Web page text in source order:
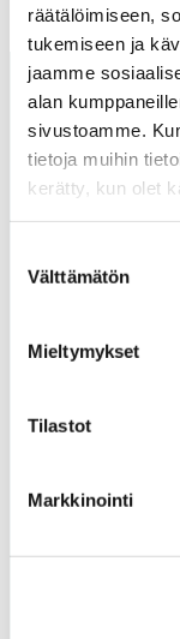
räätälöimiseen,
tukemiseen ja
jaamme
alan
sivustoamme.
tietoja muihin
kerätty, kun olet
valinta
Välttämätön
Mieltymykset
Tilastot
Markkinointi
Purso är ett
tillverkar
byggande.
Alumiinitie 1
purso@purso.fi